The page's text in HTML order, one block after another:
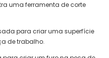
uma ferramenta de corte
para criar uma superfície
de trabalho.